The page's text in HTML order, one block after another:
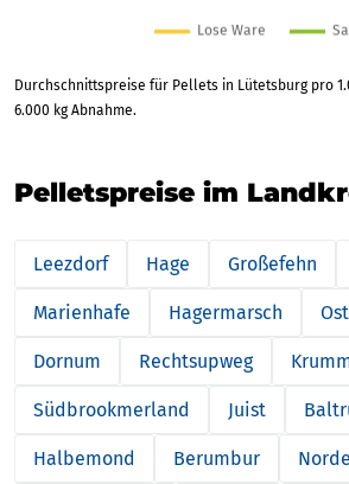
Durchschnittspreise für Pellets in Lütetsburg pro
6.000 kg Abnahme.
Pelletspreise im
Leezdorf Hage Großefehn
Marienhafe Hagermarsch
Dornum Rechtsupweg
Südbrookmerland Juist
Halbemond Berumbur